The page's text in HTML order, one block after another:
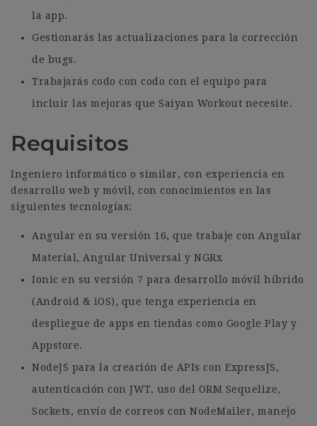
la app.
Gestionarás las actualizaciones para la corrección
de bugs.
Trabajarás codo con codo con el equipo para
incluir las mejoras que Saiyan Workout necesite.
Requisitos
Ingeniero informático o similar, con experiencia en
desarrollo web y móvil, con conocimientos en las
siguientes tecnologías:
Angular en su versión 16, que trabaje con Angular
Material, Angular Universal y NGRx
Ionic en su versión 7 para desarrollo móvil híbrido
(Android & iOS), que tenga experiencia en
despliegue de apps en tiendas como Google Play y
Appstore.
NodeJS para la creación de APIs con ExpressJS,
autenticación con JWT, uso del ORM Sequelize,
Sockets, envío de correos con NodeMailer, manejo